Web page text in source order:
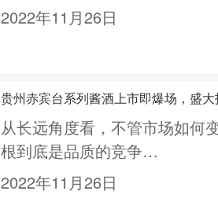
2022年11月26日
贵州赤宾台系列酱酒上市即爆场，盛
从长远角度看，不管市场如何
根到底是品质的竞争…
2022年11月26日